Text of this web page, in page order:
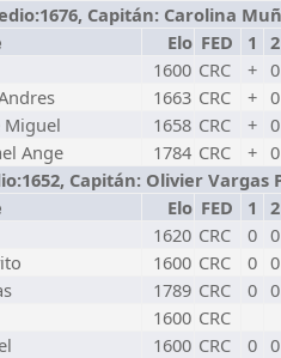
Capitán: Carolina
Elo FED 1
2
1600 CRC + 0
1663 CRC + 0
Miguel 1658 CRC + 0
Ange 1784 CRC + 0
Capitán: Olivier Vargas
Elo FED 1
2
1620 CRC 0 0
1600 CRC 0 0
1789 CRC 0 0
1600 CRC
1600 CRC 0 0